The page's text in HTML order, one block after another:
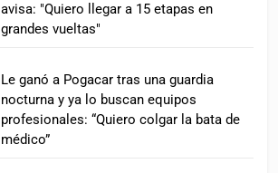
avisa: "Quiero llegar a 15 etapas en
grandes vueltas"
Le ganó a Pogacar tras una guardia
nocturna y ya lo buscan equipos
profesionales: “Quiero colgar la bata de
médico”